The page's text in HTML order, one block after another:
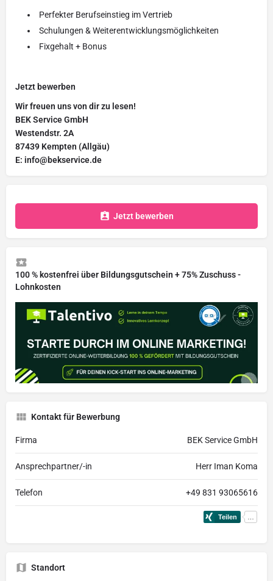
Perfekter Berufseinstieg im Vertrieb
Schulungen & Weiterentwicklungsmöglichkeiten
Fixgehalt + Bonus
Jetzt bewerben
Wir freuen uns von dir zu lesen!
BEK Service GmbH
Westendstr. 2A
87439 Kempten (Allgäu)
E: info@bekservice.de
Jetzt bewerben
100 % kostenfrei über Bildungsgutschein + 75% Zuschuss -
Lohnkosten
Kontakt für Bewerbung
Firma BEK Service GmbH
Ansprechpartner/-in Herr Iman Koma
Telefon +49 831 93065616
Standort